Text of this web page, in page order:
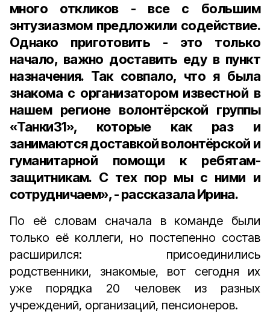
много откликов - все с большим
энтузиазмом предложили содействие.
Однако приготовить - это только
начало, важно доставить еду в пункт
назначения. Так совпало, что я была
знакома с организатором известной в
нашем регионе волонтёрской группы
«Танки31», которые как раз и
занимаются доставкой волонтёрской и
гуманитарной помощи к ребятам-
защитникам. С тех пор мы с ними и
сотрудничаем», - рассказала Ирина.
По её словам сначала в команде были
только её коллеги, но постепенно состав
расширился: присоединились
родственники, знакомые, вот сегодня их
уже порядка 20 человек из разных
учреждений, организаций, пенсионеров.